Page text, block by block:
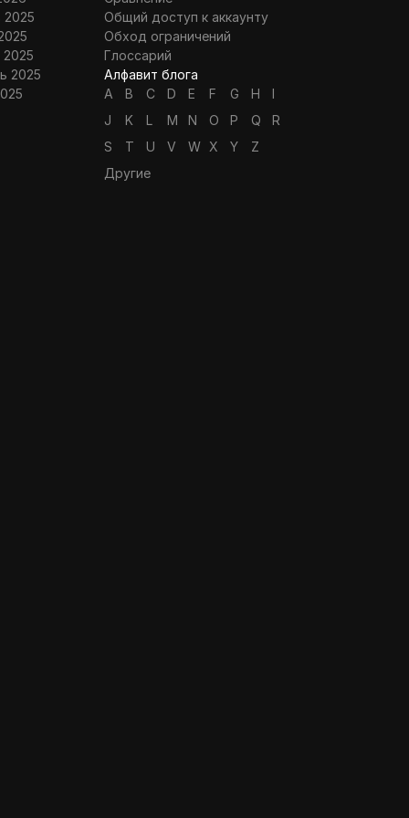
2025
2025
2025
Общий доступ к аккаунту
Обход ограничений
Глоссарий
Алфавит блога
A
B C D E F G H
I
J
K L M N O P Q
R
S
T U V W X Y
Z
Другие